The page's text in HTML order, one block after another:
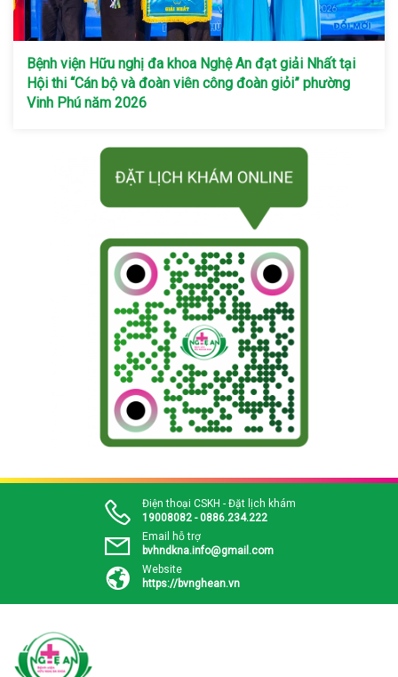
Bệnh viện Hữu nghị đa khoa Nghệ An đạt giải Nhất tại
Hội thi “Cán bộ và đoàn viên công đoàn giỏi” phường
Vinh Phú năm 2026
Điện thoại CSKH - Đặt lịch khám
19008082 - 0886.234.222
Email hỗ trợ
bvhndkna.info@gmail.com
Website
https://bvnghean.vn